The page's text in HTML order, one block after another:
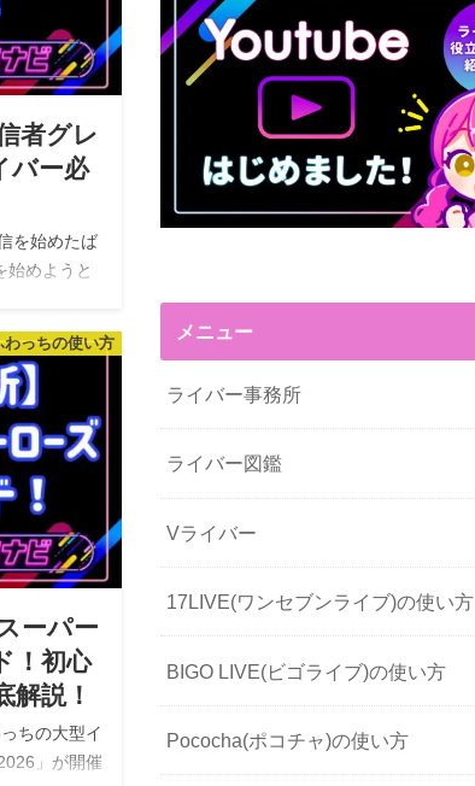
者グレ
バー必
を始めたば
始めようと
しょうか？
わっちの使い方
ーパー
！初心
解説！
ちの大型イ
」が開催
メニュー
ライバー事務所
ライバー図鑑
Vライバー
17LIVE(ワンセブンライブ)の使い方
BIGO LIVE(ビゴライブ)の使い方
Pococha(ポコチャ)の使い方